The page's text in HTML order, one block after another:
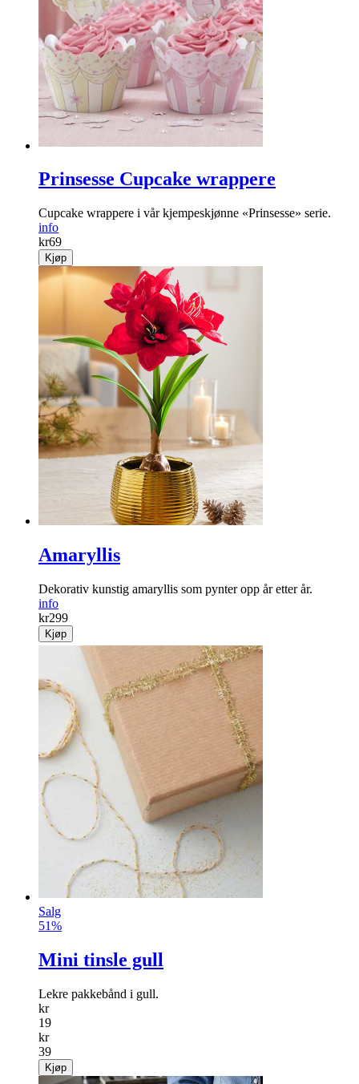
Prinsesse Cupcake wrappere
Cupcake wrappere i vår kjempeskjønne «Prinsesse» serie.
info
kr69
Kjøp
Amaryllis
Dekorativ kunstig amaryllis som pynter opp år etter år.
info
kr299
Kjøp
Salg
51%
Mini tinsle gull
Lekre pakkebånd i gull.
kr
19
kr
39
Kjøp